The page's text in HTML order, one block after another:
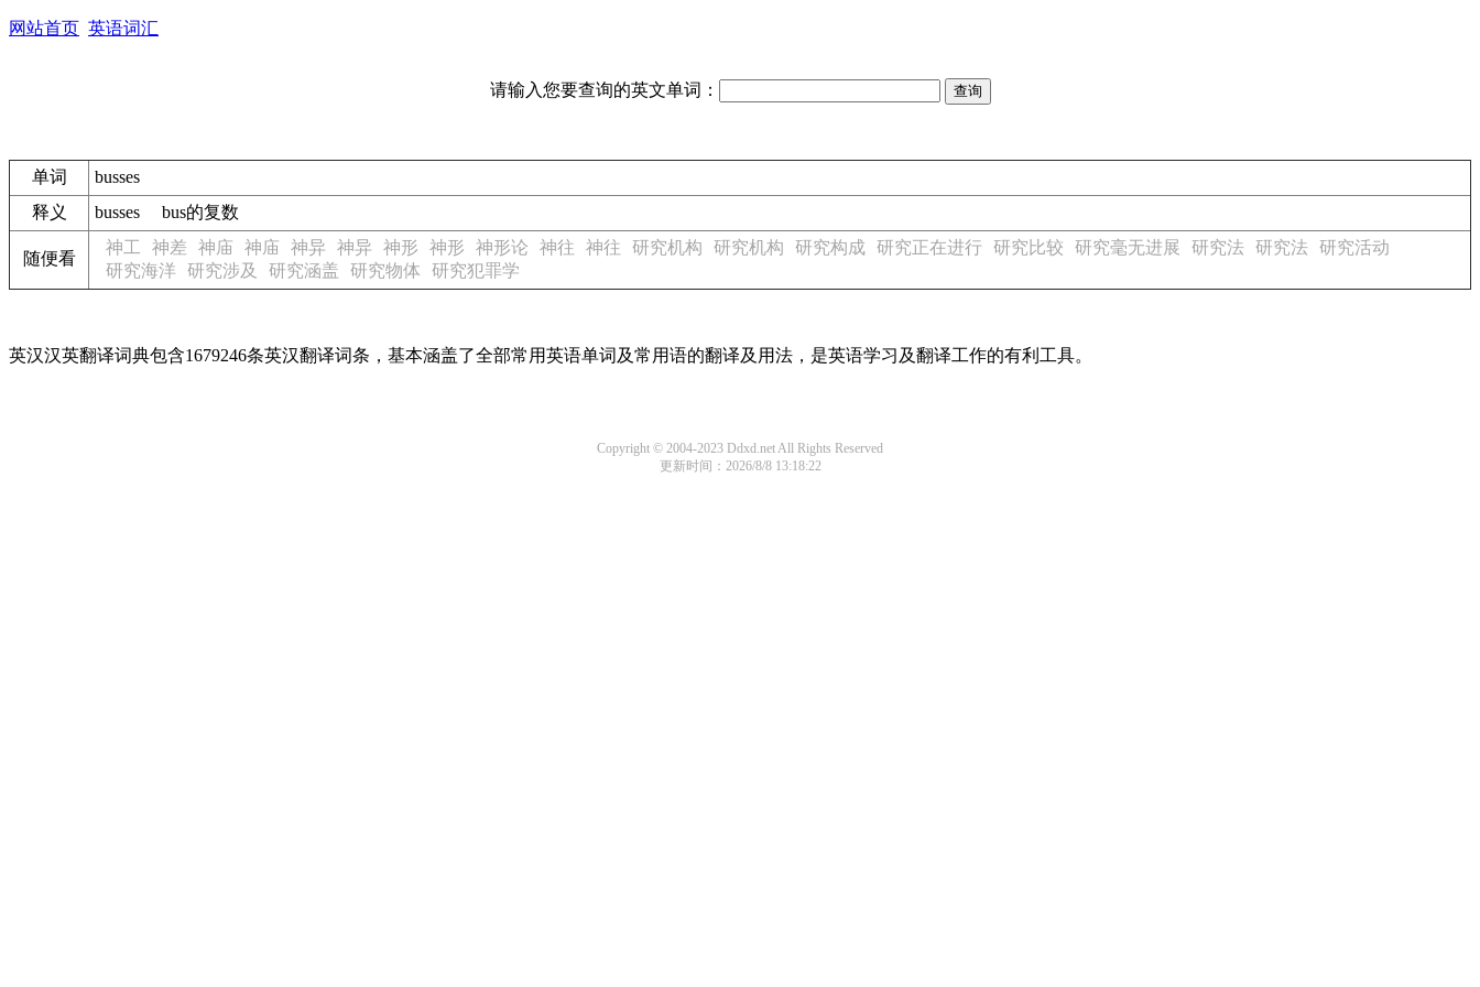
网站首页 英语词汇
请输入您要查询的英文单词：
单词
busses
释义
busses bus的复数
随便看
神工 神差 神庙 神庙 神异 神异 神形 神形 神形论 神往 神往 研究机构 研究机构 研究构成 研究正在进行 研究比较 研究毫无进展 研究法 研究法 研究活动
研究海洋
研究涉及 研究涵盖 研究物体 研究犯罪学
英汉汉英翻译词典包含1679246条英汉翻译词条，基本涵盖了全部常用英语单词及常用语的翻译及用法，是英语学习及翻译工作的有利工具。
Copyright © 2004-2023 Ddxd.net All Rights Reserved
更新时间：2026/8/8 13:18:22